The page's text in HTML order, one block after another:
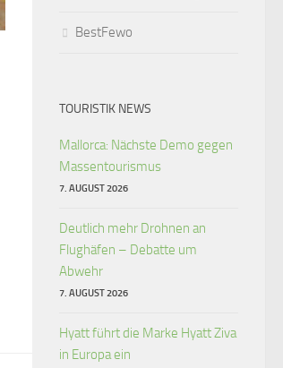
BestFewo
TOURISTIK NEWS
Mallorca: Nächste Demo gegen
Massentourismus
7. AUGUST 2026
Deutlich mehr Drohnen an
Flughäfen – Debatte um
Abwehr
7. AUGUST 2026
Hyatt führt die Marke Hyatt Ziva
in Europa ein